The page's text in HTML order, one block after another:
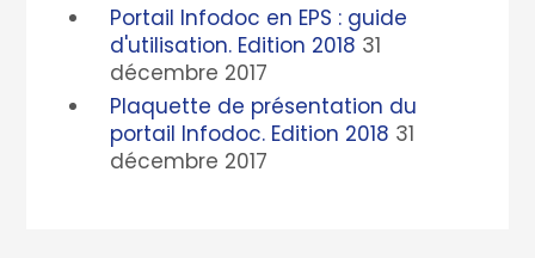
Portail Infodoc en EPS : guide
d'utilisation. Edition 2018 31
décembre 2017
Plaquette de présentation du
portail Infodoc. Edition 2018 31
décembre 2017